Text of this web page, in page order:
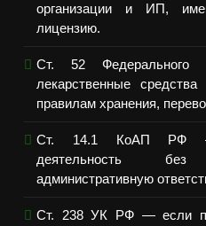
организации и ИП,
лицензию.
Ст. 52
лекарственные
правилам хранения,
Ст. 14.1 КоАП РФ —
деятельность
административную
Ст. 238 УК РФ — если